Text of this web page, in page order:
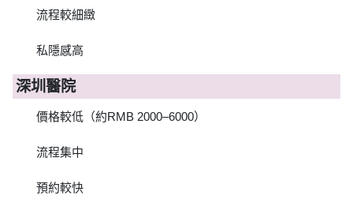
流程較細緻
私隱感高
深圳醫院
價格較低（約RMB 2000–6000）
流程集中
預約較快